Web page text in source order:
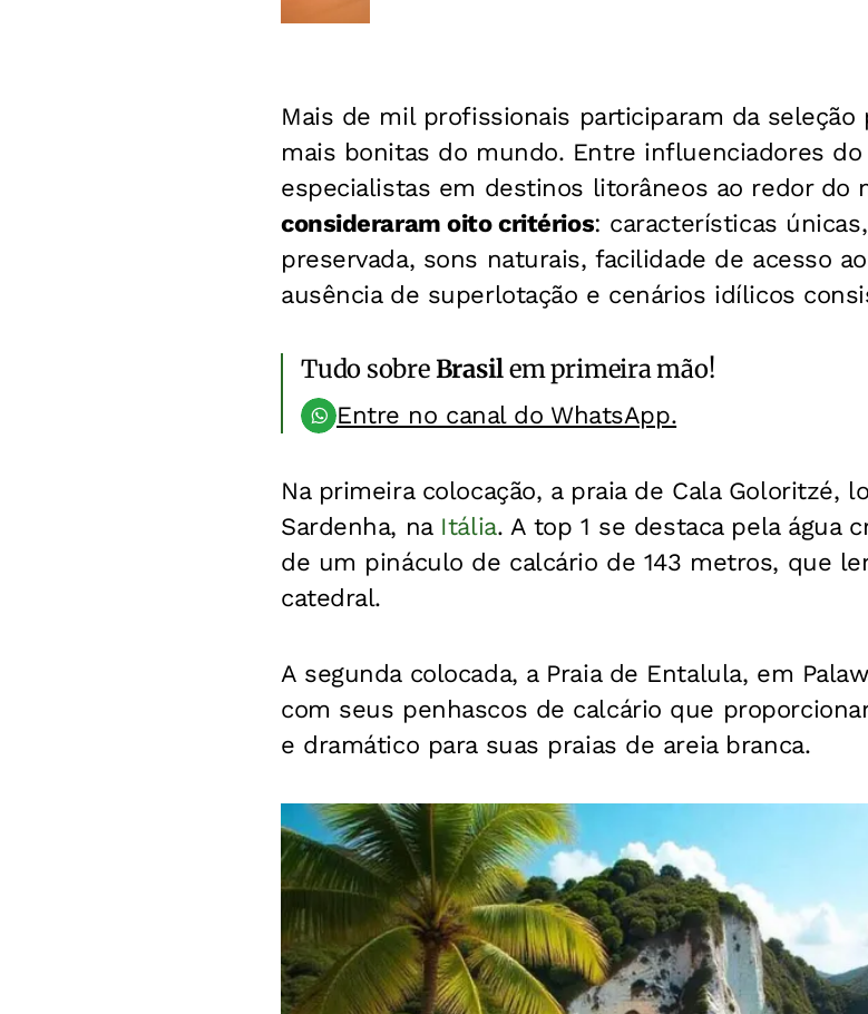
Mais de mil profissionais participaram da seleção
mais bonitas do mundo. Entre influenciadores do
especialistas em destinos litorâneos ao redor do
consideraram oito critérios: características
preservada, sons naturais, facilidade de acesso
ausência de superlotação e cenários idílicos
Tudo sobreBrasilem primeira mão!
Entre no canal do WhatsApp.
Na primeira colocação, a praia de Cala Goloritzé,
Sardenha, naItália. A top 1 se destaca pela água
de um pináculo de calcário de 143 metros, que
catedral.
A segunda colocada, a Praia de Entalula, em
com seus penhascos de calcário que
e dramático para suas praias de areia branca.